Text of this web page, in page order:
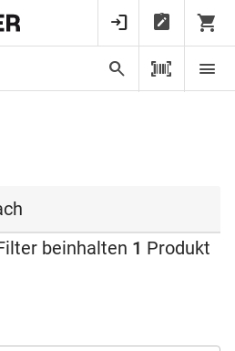
beinhalten 1 Produkt